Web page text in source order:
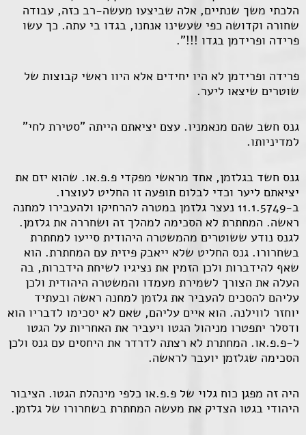
הלכתי משך שנתיים, אלה שביצעו מעשה-רב כזה, עבודה
שחורה וקדושה כפי שעשינו אנחנו, בגדו בי עתה. כך עשו
פרידה ופרידמן בגדו !!!".
פרידה ופרידמן לא היו יחידים אלא היוו ראשי קבוצות של
שוטרים שיצאו ליער.
גנס חשב שהם מנאמניו. עצם יציאתם הייתה "סטירת לחי"
למדיניותו.
גנס חשד בגלזמן, אחד מראשי מפקדי פ.פ.או. שהוא יזם את
יציאתם ליער וכדי לבלום תופעה זו החליט לעוצרו.
ב-11.1.5749 נעצר גלזמן במטרה להרחיקו ולהעבירו למחנה
ראשה. המחתרת לא הסכימה למהלך זה ושחררה את גלזמן.
לגנס נודע ששוטרים מהמשטרה היהודית סייעו למחתרת
בשחרורו. גנס החליט שלא ייאבק פיזית עם המחתרת. הוא
שאף להידברות ולכן הזמין את נציגיו לשיחת הידברות, בה
העלה את הצורך לשמירת מעמדו והמשטרה היהודית ולכן
עליהם להסכים להעביר את גלזמן למחנה ראשה ובעתיד
יוחזר לווילנה. הוא איים עליהם, שאם לא יסכימו לדבריו הוא
ודסלר יתפטרו מניהול הגטו ויעביר את האחריות על הגטו
ל-פ.פ.או. המחתרת לא רצתה לדרדר את היחסים עם גנס ולכן
הסכימה שגלזמן יועבר לראשה.
היה זה מפגן כוח גלוי של פ.פ.או כלפי מינהלת הגטו. הציבור
היהודי בגטו הצדיק את מעשה המחתרת בשחרורו של גלזמן.